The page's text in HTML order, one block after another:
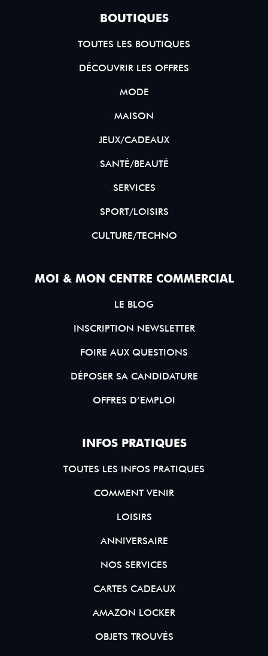
BOUTIQUES
TOUTES LES BOUTIQUES
DÉCOUVRIR LES OFFRES
MODE
MAISON
JEUX/CADEAUX
SANTÉ/BEAUTÉ
SERVICES
SPORT/LOISIRS
CULTURE/TECHNO
MOI & MON CENTRE COMMERCIAL
LE BLOG
INSCRIPTION NEWSLETTER
FOIRE AUX QUESTIONS
DÉPOSER SA CANDIDATURE
OFFRES D’EMPLOI
INFOS PRATIQUES
TOUTES LES INFOS PRATIQUES
COMMENT VENIR
LOISIRS
ANNIVERSAIRE
NOS SERVICES
CARTES CADEAUX
AMAZON LOCKER
OBJETS TROUVÉS